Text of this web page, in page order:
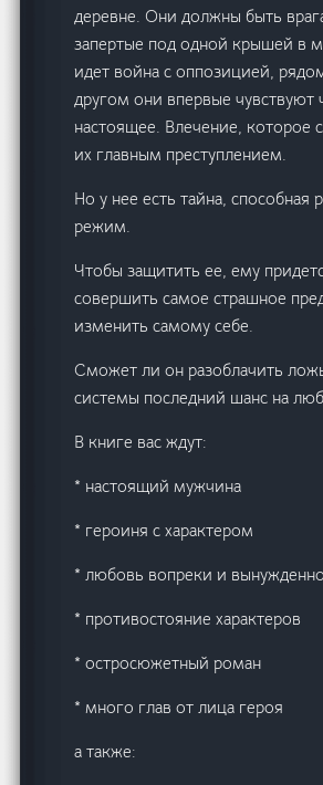
деревне. Они должны быть
запертые под одной крышей в
идет война с оппозицией,
другом они впервые чувствуют
настоящее. Влечение, которое
их главным преступлением.
Но у нее есть тайна, способная
режим.
Чтобы защитить ее, ему
совершить самое страшное
изменить самому себе.
Сможет ли он разоблачить
системы последний шанс на
В книге вас ждут:
* настоящий мужчина
* героиня с характером
* любовь вопреки и
* противостояние характеров
* остросюжетный роман
* много глав от лица героя
а также: